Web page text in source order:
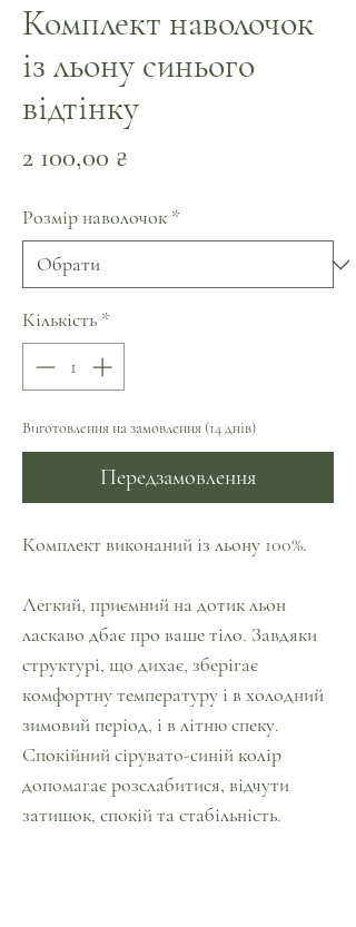
Комплект наволочок
із льону синього
відтінку
2 100,00 ₴
Розмір наволочок *
Кількість *
Виготовлення на замовлення (14 днів)
Передзамовлення
Комплект виконаний із льону 100%.
Легкий, приємний на дотик льон
ласкаво дбає про ваше тіло. Завдяки
структурі, що дихає, зберігає
комфортну температуру і в холодний
зимовий період, і в літню спеку.
Спокійний сірувато-синій колір
допомагає розслабитися, відчути
затишок, спокій та стабільність.